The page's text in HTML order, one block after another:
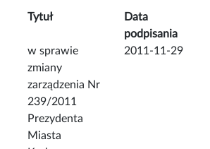
Tytuł
Data
podpisania
w sprawie
zmiany
zarządzenia Nr
239/2011
Prezydenta
Miasta
2011-11-29